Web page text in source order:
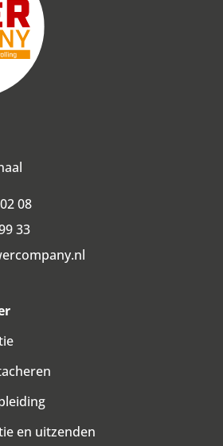
08
33
en uitzenden